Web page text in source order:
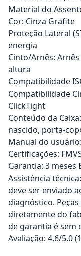
Material do
Cor: Cinza Grafite
Proteção Lateral
energia
Cinto/Arnês:
altura
Compatibilidade
Compatibilidade
ClickTight
Conteúdo da
nascido, porta-
Manual do
Certificações:
Garantia: 3
Assistência
deve ser enviado
diagnóstico.
diretamente do
de garantia é sem
Avaliação: 4,6/5.0